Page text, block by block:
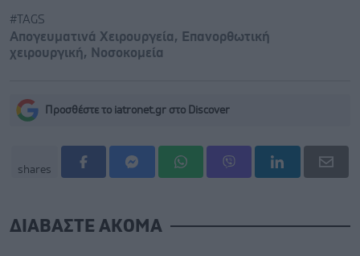
#TAGS
Απογευματινά Χειρουργεία,
Επανορθωτική
χειρουργική, Νοσοκομεία
Προσθέστε το iatronet.gr στο Discover
shares
ΔΙΑΒΑΣΤΕ ΑΚΟΜΑ